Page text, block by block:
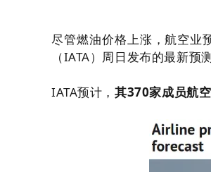
尽管燃油价格上涨，航空业
（IATA）周日发布的最新预测
IATA预计，其370家成员航